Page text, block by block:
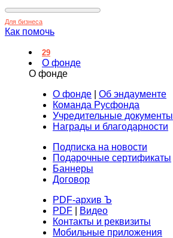
Для бизнеса
Как помочь
29
О фонде
О фонде
О фонде
Об эндаументе
Команда Русфонда
Учредительные документы
Награды и благодарности
Подписка на новости
Подарочные сертификаты
Баннеры
Договор
PDF-архив Ъ
PDF
Видео
Контакты и реквизиты
Мобильные приложения